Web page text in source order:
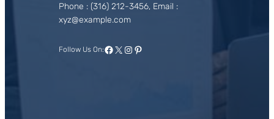
Phone : (316) 212-3456, Email :
xyz@example.com
Follow Us On:Facebook
X Instagram
Pinterest